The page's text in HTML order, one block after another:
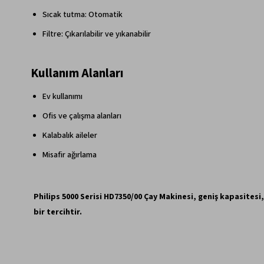
Sıcak tutma: Otomatik
Filtre: Çıkarılabilir ve yıkanabilir
Kullanım Alanları
Ev kullanımı
Ofis ve çalışma alanları
Kalabalık aileler
Misafir ağırlama
Philips 5000 Serisi HD7350/00 Çay Makinesi, geniş
bir tercihtir.